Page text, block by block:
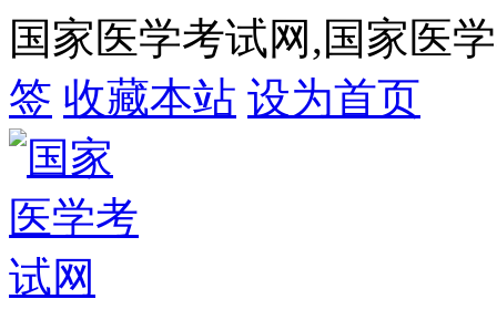
国家医学考试网,国家医
签 收藏本站 设为首页